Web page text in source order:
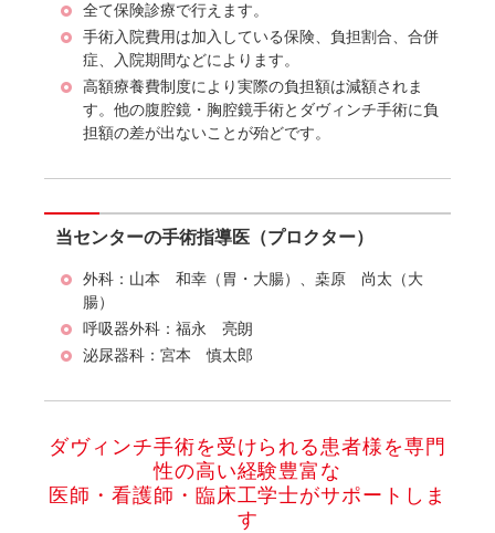
全て保険診療で行えます。
手術入院費用は加入している保険、負担割合、合併
症、入院期間などによります。
高額療養費制度により実際の負担額は減額されま
す。他の腹腔鏡・胸腔鏡手術とダヴィンチ手術に負
担額の差が出ないことが殆どです。
当センターの手術指導医（プロクター）
外科：山本 和幸（胃・大腸）、桒原 尚太（大
腸）
呼吸器外科：福永 亮朗
泌尿器科：宮本 慎太郎
ダヴィンチ手術を受けられる患者様を専門
性の高い経験豊富な
医師・看護師・臨床工学士がサポートしま
す